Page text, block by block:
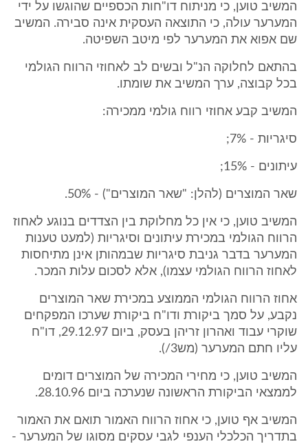
המשיב טוען, כי מניתוח דו"חות הכספיים שהוגשו על ידי
המערער עולה, כי התוצאה העסקית אינה סבירה. המשיב
שם אפוא את המערער לפי מיטב השפיטה.
בהתאם לחלוקה הנ"ל ובשים לב לאחוזי הרווח הגולמי
בכל קבוצה, ערך המשיב את שומתו.
המשיב קבע אחוזי רווח גולמי ממכירה:
סיגריות - 7%;
עיתונים - 15%;
שאר המוצרים (להלן: "שאר המוצרים") - 50%.
המשיב טוען, כי אין כל מחלוקת בין הצדדים בנוגע לאחוז
הרווח הגולמי במכירת עיתונים וסיגריות (למעט טענות
המערער בדבר גניבת סיגריות שבמהותן אינן מתיחסות
לאחוז הרווח הגולמי עצמו), אלא לסכום עלות המכר.
אחוז הרווח הגולמי הממוצע במכירת שאר המוצרים
נקבע, על סמך ביקורת ודו"ח ביקורת שערכו המפקחים
שוקרי עבוד ואהרון זריהן בעסק, ביום 29.12.97, דו"ח
עליו חתם המערער (מש3/).
המשיב טוען, כי מחירי המכירה של המוצרים דומים
לממצאי הביקורת הראשונה שנערכה ביום 28.10.96.
המשיב אף טוען, כי אחוז הרווח האמור תואם את האמור
בתדריך הכלכלי הענפי לגבי עסקים מסוגו של המערער -